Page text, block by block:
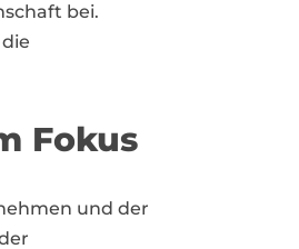
bei.
Fokus
und der